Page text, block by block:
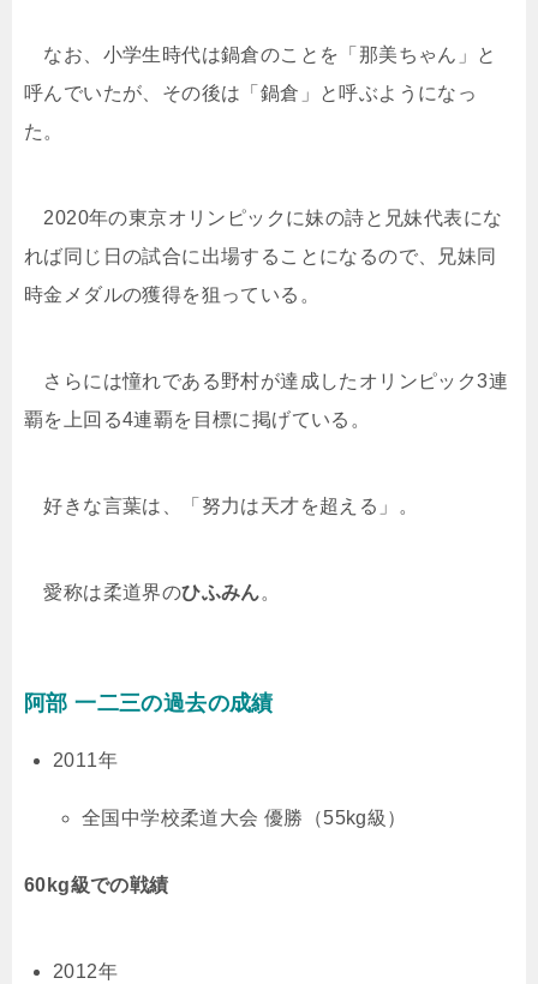
なお、小学生時代は鍋倉のことを「那美ちゃん」と
呼んでいたが、その後は「鍋倉」と呼ぶようになっ
た。
2020年の東京オリンピックに妹の詩と兄妹代表にな
れば同じ日の試合に出場することになるので、兄妹同
時金メダルの獲得を狙っている。
さらには憧れである野村が達成したオリンピック3連
覇を上回る4連覇を目標に掲げている。
好きな言葉は、「努力は天才を超える」 。
愛称は柔道界のひふみん。
阿部 一二三の過去の成績
2011年
全国中学校柔道大会 優勝（55kg級）
60kg級での戦績
2012年